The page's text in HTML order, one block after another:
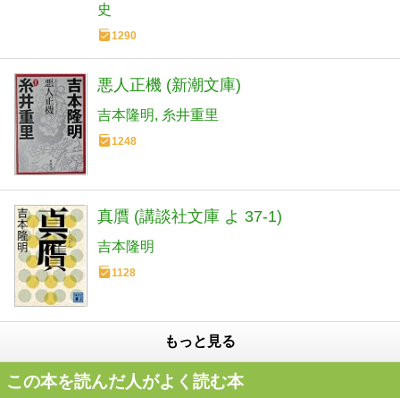
史
1290
悪人正機 (新潮文庫)
吉本隆明 糸井重里
1248
真贋 (講談社文庫 よ 37-1)
吉本隆明
1128
もっと見る
この本を読んだ人がよく読む本